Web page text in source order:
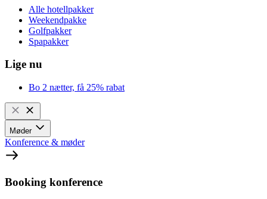
Alle hotellpakker
Weekendpakke
Golfpakker
Spapakker
Lige nu
Bo 2 nætter, få 25% rabat
Møder
Konference & møder
Booking konference